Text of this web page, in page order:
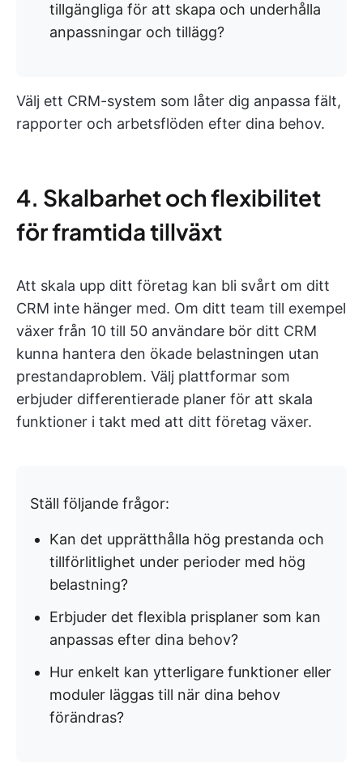
tillgängliga för att skapa och underhålla
anpassningar och tillägg?
Välj ett CRM-system som låter dig anpassa fält,
rapporter och arbetsflöden efter dina behov.
4. Skalbarhet och flexibilitet
för framtida tillväxt
Att skala upp ditt företag kan bli svårt om ditt
CRM inte hänger med. Om ditt team till exempel
växer från 10 till 50 användare bör ditt CRM
kunna hantera den ökade belastningen utan
prestandaproblem. Välj plattformar som
erbjuder differentierade planer för att skala
funktioner i takt med att ditt företag växer.
Ställ följande frågor:
Kan det upprätthålla hög prestanda och
tillförlitlighet under perioder med hög
belastning?
Erbjuder det flexibla prisplaner som kan
anpassas efter dina behov?
Hur enkelt kan ytterligare funktioner eller
moduler läggas till när dina behov
förändras?